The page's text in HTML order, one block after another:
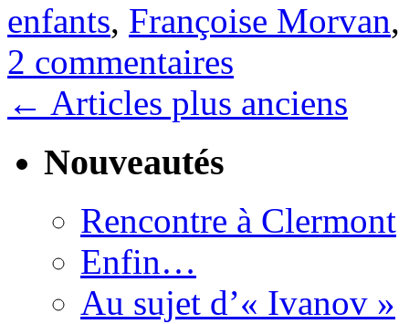
enfants, Françoise Morvan,
2 commentaires
← Articles plus anciens
Nouveautés
Rencontre à Clermont
Enfin…
Au sujet d’« Ivanov »